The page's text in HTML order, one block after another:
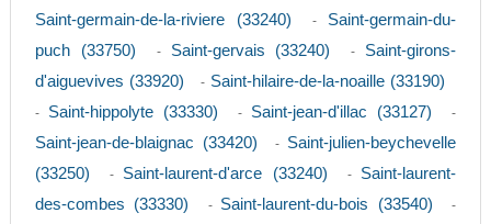
Saint-germain-de-la-riviere (33240) - Saint-germain-du-
puch (33750)
- Saint-gervais (33240) - Saint-girons-
d'aiguevives (33920)
- Saint-hilaire-de-la-noaille (33190)
- Saint-hippolyte (33330) - Saint-jean-d'illac (33127) -
Saint-jean-de-blaignac (33420) - Saint-julien-beychevelle
(33250)
- Saint-laurent-d'arce (33240) - Saint-laurent-
des-combes (33330)
- Saint-laurent-du-bois (33540) -